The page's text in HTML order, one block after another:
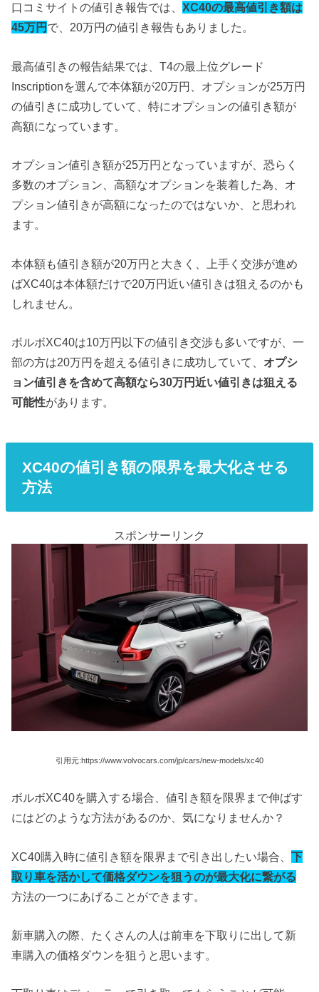
口コミサイトの値引き報告では、XC40の最高値引き額は
45万円 で、20万円の値引き報告もありました。
最高値引きの報告結果では、T4の最上位グレード
Inscriptionを選んで本体額が20万円、オプションが25万円
の値引きに成功していて、特にオプションの値引き額が
高額になっています。
オプション値引き額が25万円となっていますが、恐らく
多数のオプション、高額なオプションを装着した為、オ
プション値引きが高額になったのではないか、と思われ
ます。
本体額も値引き額が20万円と大きく、上手く交渉が進め
ばXC40は本体額だけで20万円近い値引きは狙えるのかも
しれません。
ボルボXC40は10万円以下の値引き交渉も多いですが、一
部の方は20万円を超える値引きに成功していて、 オプシ
ョン値引きを含めて高額なら30万円近い値引きは狙える
可能性があります。
XC40の値引き額の限界を最大化させる
方法
スポンサーリンク
引用元:https://www.volvocars.com/jp/cars/new-models/xc40
ボルボXC40を購入する場合、値引き額を限界まで伸ばす
にはどのような方法があるのか、気になりませんか？
XC40購入時に値引き額を限界まで引き出したい場合、下
取り車を活かして価格ダウンを狙うのが最大化に繋がる
方法の一つにあげることができます。
新車購入の際、たくさんの人は前車を下取りに出して新
車購入の価格ダウンを狙うと思います。